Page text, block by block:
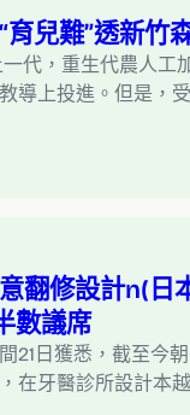
兒難”透新竹
代，重生代農人工
導上投進。但是，
翻修設計n(日
數議席
21日獲悉，截至今
在牙醫診所設計本